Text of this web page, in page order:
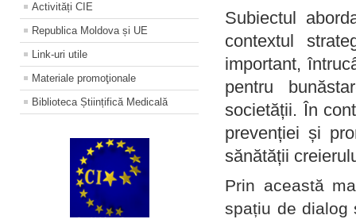
Activități CIE
Republica Moldova și UE
Link-uri utile
Materiale promoţionale
Biblioteca Științifică Medicală
Subiectul
contextul
important,
pentru
societății. În
prevenției și
sănătății
Prin această
spațiu de dialog